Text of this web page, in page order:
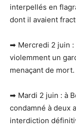
interpellés en
dont il avaient
➡ Mercredi 2 juin :
violemment un
menaçant de
➡ Mardi 2 juin : à
condamné à deux
interdiction